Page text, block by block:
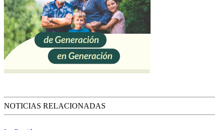
NOTICIAS RELACIONADAS